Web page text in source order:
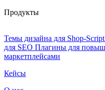
Продукты
Темы дизайна для Shop-Script
для SEO Плагины для
маркетплейсами
Кейсы